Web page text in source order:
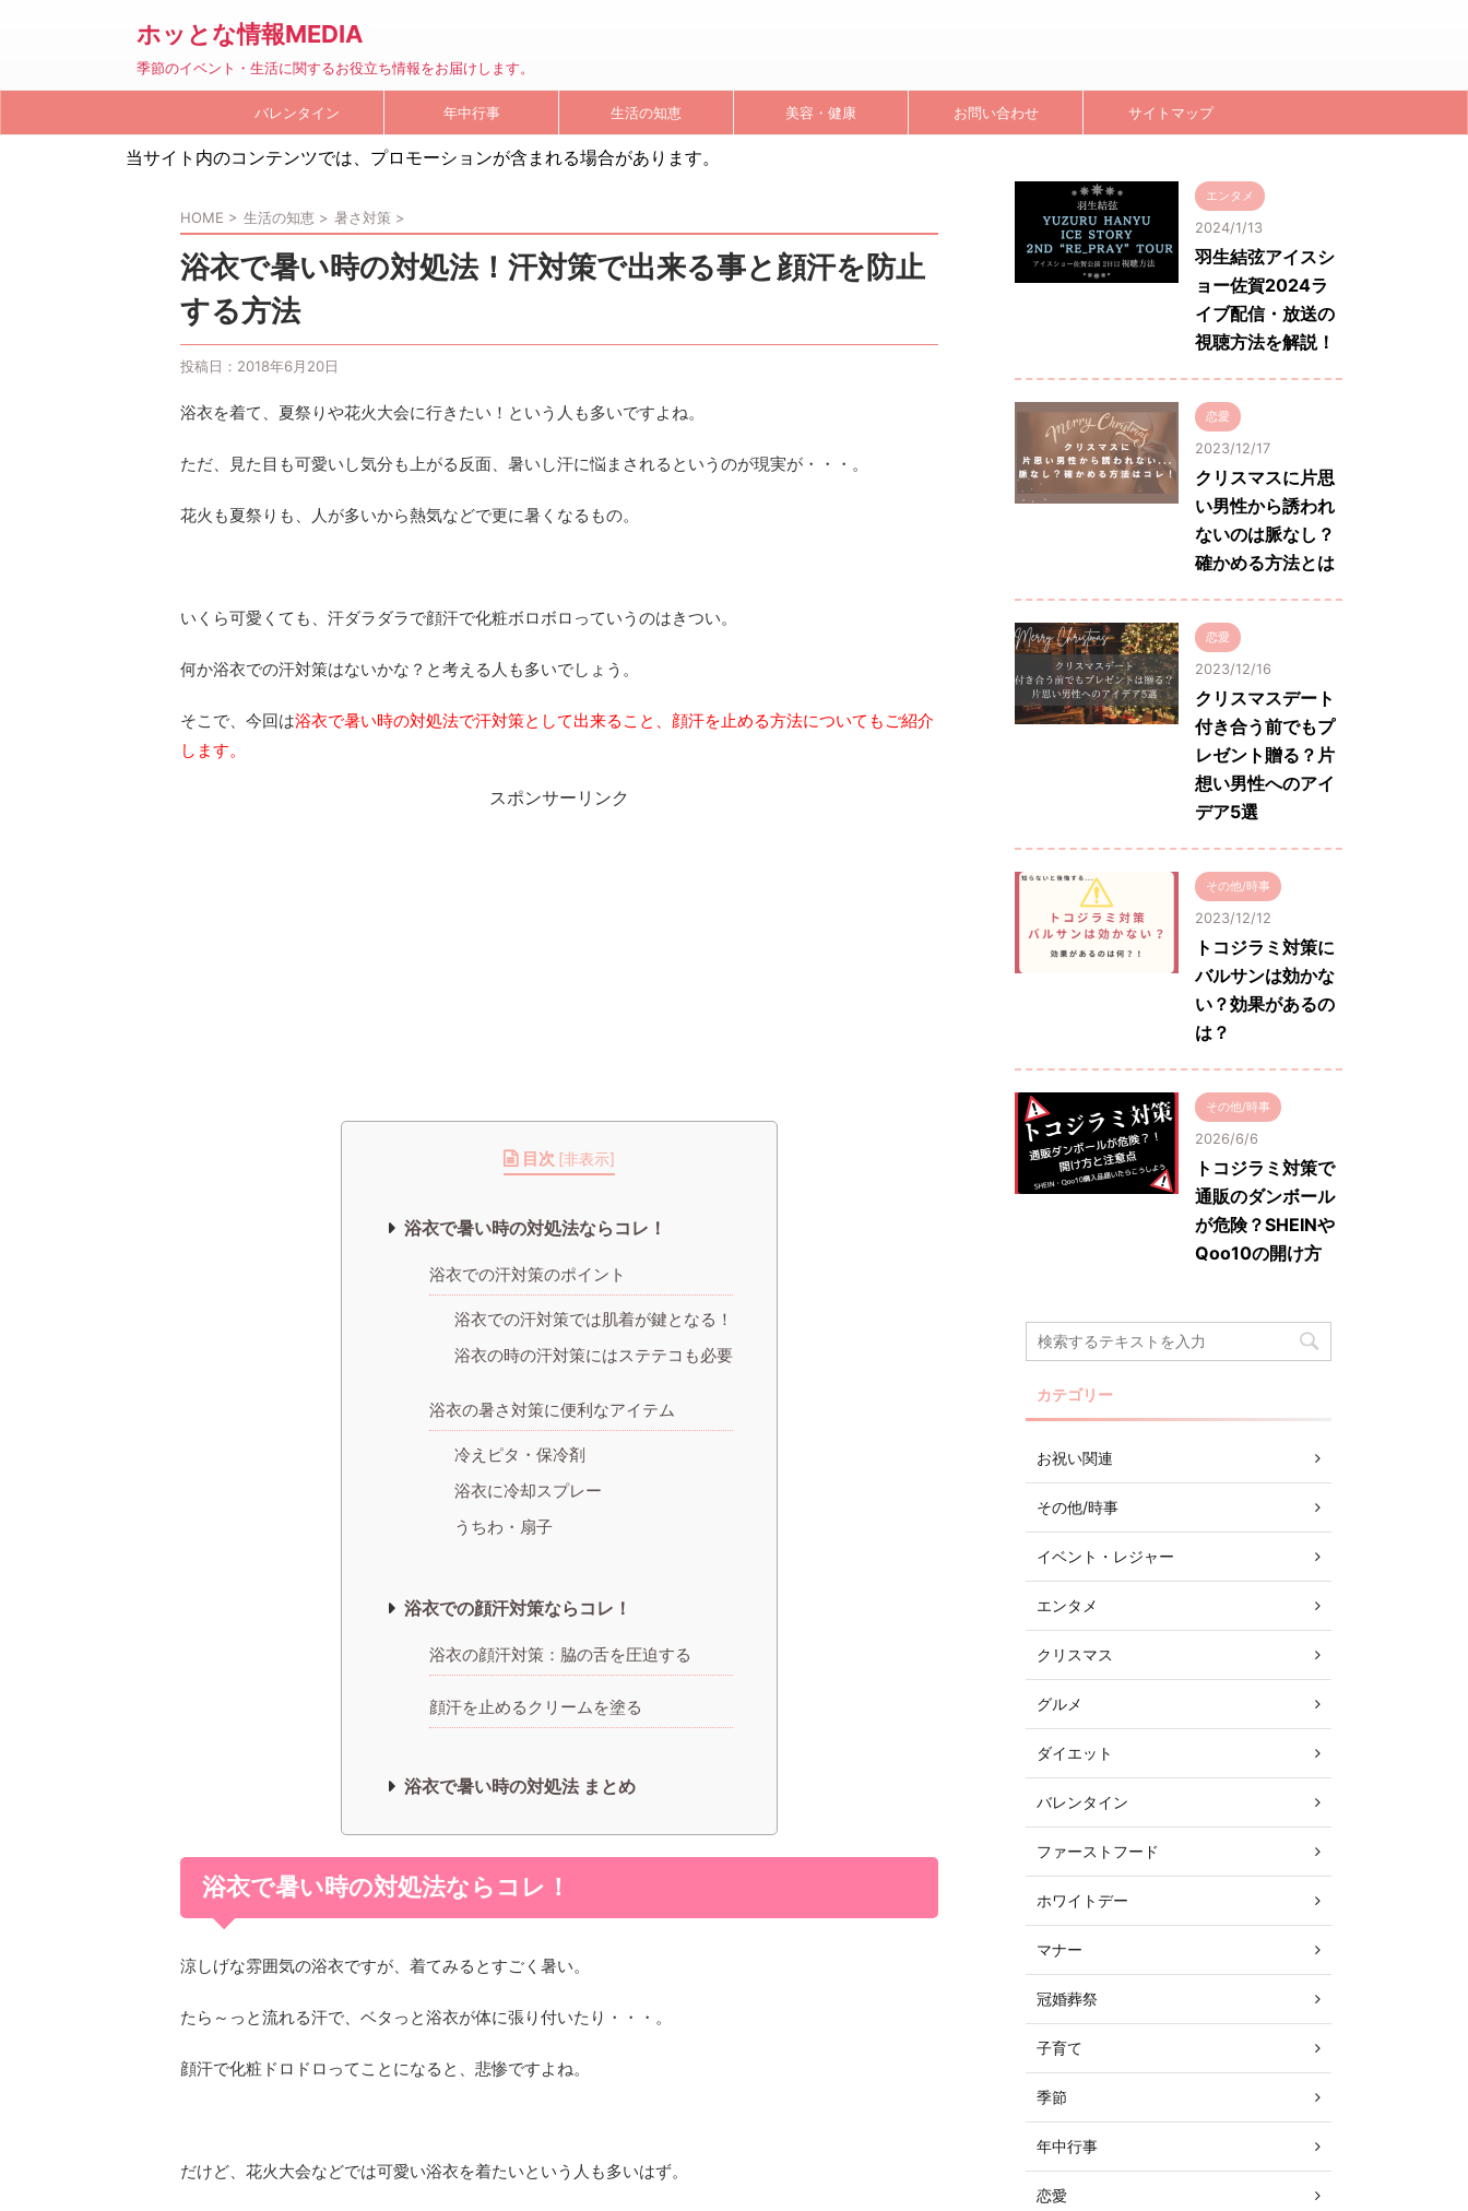
ホッとな情報MEDIA
季節のイベント・生活に関するお役立ち情報をお届けします。
バレンタイン 年中行事 生活の知恵 美容・健康 お問い合わせ サイトマップ
当サイト内のコンテンツでは、プロモーションが含まれる場合があります。
HOME > 生活の知恵 > 暑さ対策 >
浴衣で暑い時の対処法！汗対策で出来る事と顔汗を防止
する方法
投稿日： 2018年6月20日
浴衣を着て、夏祭りや花火大会に行きたい！という人も多いですよね。
ただ、見た目も可愛いし気分も上がる反面、暑いし汗に悩まされるというのが現実が・・・。
花火も夏祭りも、人が多いから熱気などで更に暑くなるもの。
いくら可愛くても、汗ダラダラで顔汗で化粧ボロボロっていうのはきつい。
何か浴衣での汗対策はないかな？と考える人も多いでしょう。
そこで、今回は浴衣で暑い時の対処法で汗対策として出来ること、顔汗を止める方法についてもご紹介
します。
スポンサーリンク
目次 [非表示]
浴衣で暑い時の対処法ならコレ！
浴衣での汗対策のポイント
浴衣での汗対策では肌着が鍵となる！
浴衣の時の汗対策にはステテコも必要
浴衣の暑さ対策に便利なアイテム
冷えピタ・保冷剤
浴衣に冷却スプレー
うちわ・扇子
浴衣での顔汗対策ならコレ！
浴衣の顔汗対策：脇の舌を圧迫する
顔汗を止めるクリームを塗る
浴衣で暑い時の対処法 まとめ
浴衣で暑い時の対処法ならコレ！
涼しげな雰囲気の浴衣ですが、着てみるとすごく暑い。
たら～っと流れる汗で、ベタっと浴衣が体に張り付いたり・・・。
顔汗で化粧ドロドロってことになると、悲惨ですよね。
だけど、花火大会などでは可愛い浴衣を着たいという人も多いはず。
エンタメ
2024/1/13
羽生結弦アイスシ
ョー佐賀2024ラ
イブ配信・放送の
視聴方法を解説！
恋愛
2023/12/17
クリスマスに片思
い男性から誘われ
ないのは脈なし？
確かめる方法とは
恋愛
2023/12/16
クリスマスデート
付き合う前でもプ
レゼント贈る？片
想い男性へのアイ
デア5選
その他/時事
2023/12/12
トコジラミ対策に
バルサンは効かな
い？効果があるの
は？
その他/時事
2026/6/6
トコジラミ対策で
通販のダンボール
が危険？SHEINや
Qoo10の開け方
カテゴリー
お祝い関連
その他/時事
イベント・レジャー
エンタメ
クリスマス
グルメ
ダイエット
バレンタイン
ファーストフード
ホワイトデー
マナー
冠婚葬祭
子育て
季節
年中行事
恋愛